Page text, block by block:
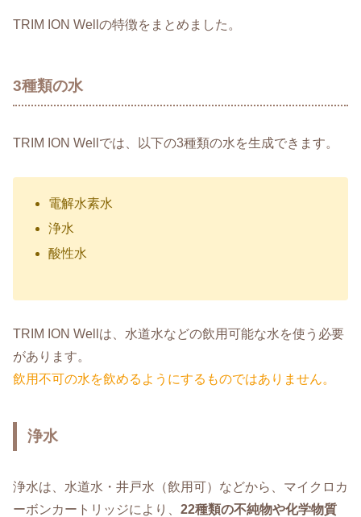
TRIM ION Wellの特徴をまとめました。
3種類の水
TRIM ION Wellでは、以下の3種類の水を生成できます。
電解水素水
浄水
酸性水
TRIM ION Wellは、水道水などの飲用可能な水を使う必要
があります。
飲用不可の水を飲めるようにするものではありません。
浄水
浄水は、水道水・井戸水（飲用可）などから、マイクロカ
ーボンカートリッジにより、 22種類の不純物や化学物質